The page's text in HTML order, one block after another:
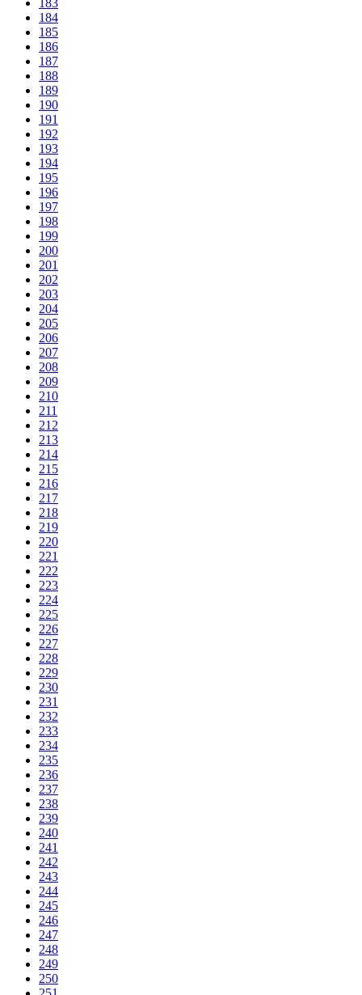
184
185
186
187
188
189
190
191
192
193
194
195
196
197
198
199
200
201
202
203
204
205
206
207
208
209
210
211
212
213
214
215
216
217
218
219
220
221
222
223
224
225
226
227
228
229
230
231
232
233
234
235
236
237
238
239
240
241
242
243
244
245
246
247
248
249
250